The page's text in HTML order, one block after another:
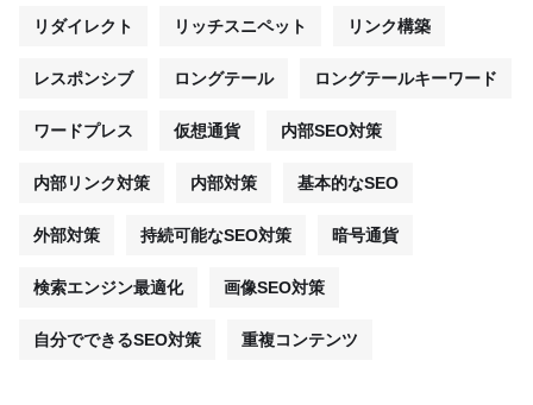
リダイレクト リッチスニペット リンク構築
レスポンシブ ロングテール ロングテールキーワード
ワードプレス 仮想通貨 内部SEO対策
内部リンク対策 内部対策 基本的なSEO
外部対策 持続可能なSEO対策 暗号通貨
検索エンジン最適化 画像SEO対策
自分でできるSEO対策 重複コンテンツ